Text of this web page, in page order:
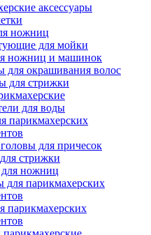
аксессуары
ножниц
для мойки
ножниц и машинок
для окрашивания волос
для стрижки
для воды
парикмахерских
для причесок
стрижки
ножниц
для парикмахерских
парикмахерских